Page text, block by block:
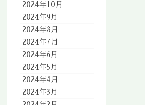
2024年10月
2024年9月
2024年8月
2024年7月
2024年6月
2024年5月
2024年4月
2024年3月